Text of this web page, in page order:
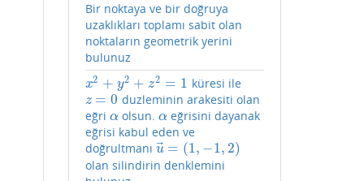
Bir noktaya ve bir doğruya
uzaklıkları toplamı sabit olan
noktaların geometrik yerini
bulunuz
x2 + y2 + z2 = 1
x2+y2 +z2=1 küresi ile
z = 0
z=0
duzleminin arakesiti olan
eğri α
αolsun. α
α eğrisini dayanak
eğrisi kabul eden ve
doğrultmanı u⃗ = (1, −1, 2)
u→= (1,− 1,2)
olan silindirin denklemini